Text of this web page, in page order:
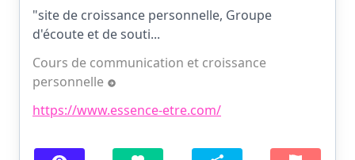
"site de croissance personnelle, Groupe
d'écoute et de souti...
Cours de communication et croissance
personnelle
https://www.essence-etre.com/